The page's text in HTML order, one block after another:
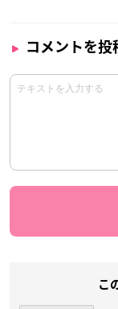
コメントを投
こ